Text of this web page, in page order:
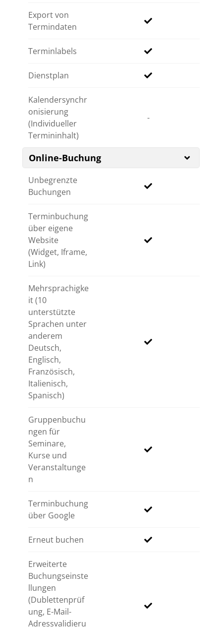
Export von
Termindaten
Terminlabels
Dienstplan
Kalendersynchr
onisierung
(Individueller
Termininhalt)
-
Online-Buchung
Unbegrenzte
Buchungen
Terminbuchung
über eigene
Website
(Widget, Iframe,
Link)
Mehrsprachigke
it (10
unterstützte
Sprachen unter
anderem
Deutsch,
Englisch,
Französisch,
Italienisch,
Spanisch)
Gruppenbuchu
ngen für
Seminare,
Kurse und
Veranstaltunge
n
Terminbuchung
über Google
Erneut buchen
Erweiterte
Buchungseinste
llungen
(Dublettenprüf
ung, E-Mail-
Adressvalidieru